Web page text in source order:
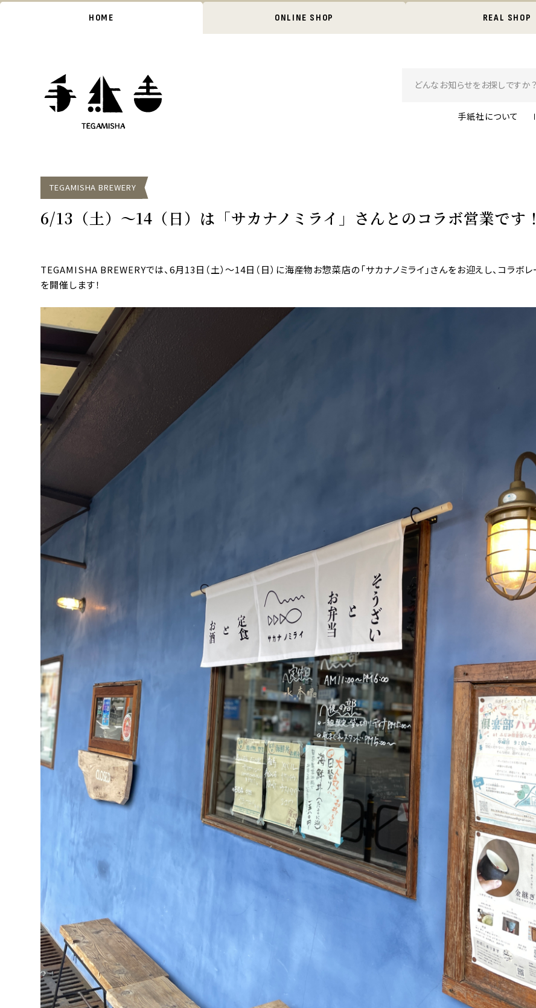
HOME ONLINE SHOP REAL SHOP
手紙社について
TEGAMISHA BREWERY
6/13（土）〜14（日）は「サカナノミライ」さんとのコラボ営業です！
TEGAMISHA BREWERYでは、6月13日（土）〜14日（日）に海産物お惣菜店の「サカナノミライ」さんをお迎えし、コラボレ
を開催します！